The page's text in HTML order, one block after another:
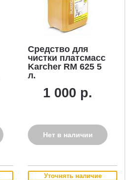
Средство для
чистки платсмасс
Karcher RM 625 5
л.
1 000 р.
Нет в наличии
Уточнять наличие